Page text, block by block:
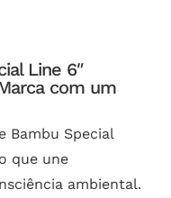
Line 6″
com um
Bambu Special
que une
ambiental.